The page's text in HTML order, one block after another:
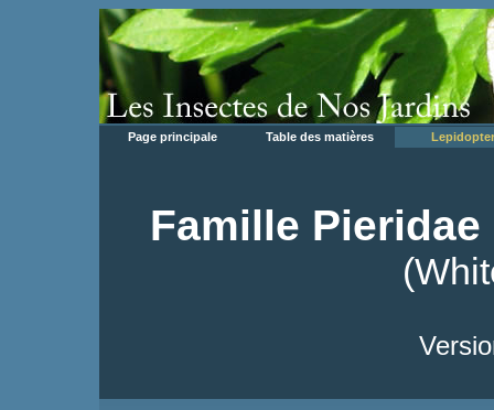
Page principale Table des matières
Famille